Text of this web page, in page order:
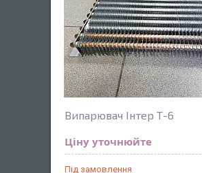
Випарювач Інтер Т-6
Ціну уточнюйте
Під замовлення